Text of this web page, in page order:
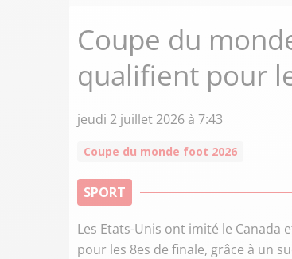
Coupe du
qualifient pour
jeudi 2 juillet 2026 à 7:43
Coupe du monde foot 2026
SPORT
Les Etats-Unis ont imité le
pour les 8es de finale, grâce à un